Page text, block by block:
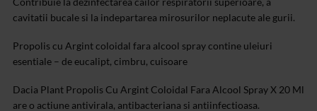
cavitatii bucale si la indepartarea mirosurilor neplacute ale gurii.
Propolis cu Argint coloidal fara alcool spray contine uleiuri
esentiale – de eucalipt, cimbru, cuisoare
Dacia Plant Propolis Cu Argint Coloidal Fara Alcool Spray X 20 Ml
are o actiune antivirala, antibacteriana si antiinfectioasa.